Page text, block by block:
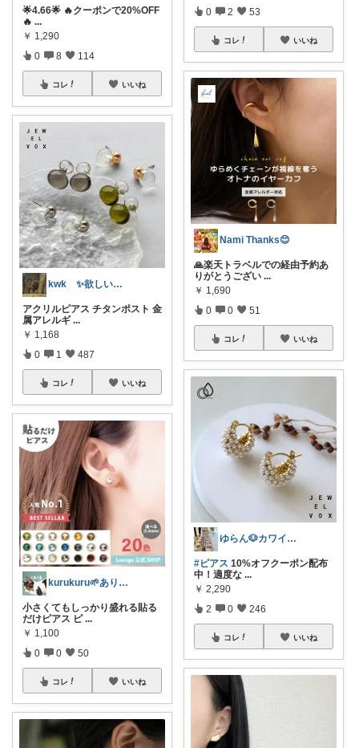
🌟4.66🌟 🔥クーポンで20%OFF
🔥 ...
￥ 1,290
0 8 114
コレ いいね
kwk ✨欲しいもんいっぱい
アクリルピアス チタンポスト 金
属アレルギ ...
￥ 1,168
0 1 487
コレ いいね
kurukuru🌱ありがとうございます
小さくてもしっかり盛れる貼る
だけピアス ピ ...
￥ 1,100
0 0 50
コレ いいね
0 2 53
コレ いいね
Nami Thanks😊
🙏楽天トラベルでの経由予約あ
りがとうござい ...
￥ 1,690
0 0 51
コレ いいね
ゆらん🐶カワイイ物コレクター
#ピアス 10%オフクーポン配布
中！適度な ...
￥ 2,290
2 0 246
コレ いいね